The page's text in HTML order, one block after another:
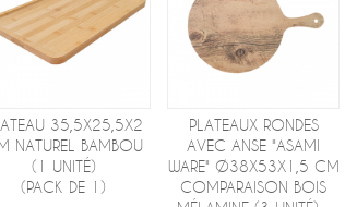
35,5X25,5X2
NATUREL BAMBOU
(1 UNITÉ)
(PACK DE 1)
PLATEAUX RONDES
AVEC ANSE "ASAMI
WARE" Ø38X53X1,5 CM
COMPARAISON BOIS